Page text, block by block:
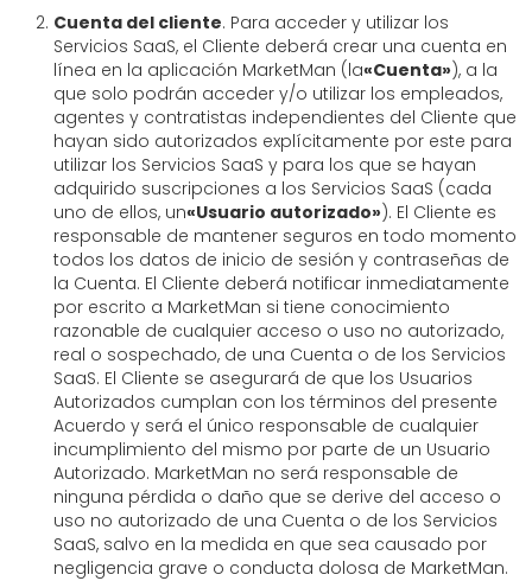
Cuenta del cliente. Para acceder y utilizar los
Servicios SaaS, el Cliente deberá crear una cuenta en
línea en la aplicación MarketMan (la«Cuenta»), a la
que solo podrán acceder y/o utilizar los empleados,
agentes y contratistas independientes del Cliente que
hayan sido autorizados explícitamente por este para
utilizar los Servicios SaaS y para los que se hayan
adquirido suscripciones a los Servicios SaaS (cada
uno de ellos, un«Usuario autorizado»). El Cliente es
responsable de mantener seguros en todo momento
todos los datos de inicio de sesión y contraseñas de
la Cuenta. El Cliente deberá notificar inmediatamente
por escrito a MarketMan si tiene conocimiento
razonable de cualquier acceso o uso no autorizado,
real o sospechado, de una Cuenta o de los Servicios
SaaS. El Cliente se asegurará de que los Usuarios
Autorizados cumplan con los términos del presente
Acuerdo y será el único responsable de cualquier
incumplimiento del mismo por parte de un Usuario
Autorizado. MarketMan no será responsable de
ninguna pérdida o daño que se derive del acceso o
uso no autorizado de una Cuenta o de los Servicios
SaaS, salvo en la medida en que sea causado por
negligencia grave o conducta dolosa de MarketMan.